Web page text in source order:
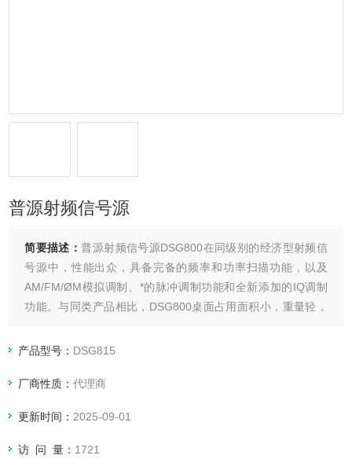
普源射频信号源
简要描述：普源射频信号源DSG800在同级别的经济型射频信
号源中，性能出众，具备完备的频率和功率扫描功能，以及
AM/FM/ØM模拟调制、*的脉冲调制功能和全新添加的IQ调制
功能。与同类产品相比，DSG800桌面占用面积小，重量轻，
等应用的选择。
产品型号： DSG815
厂商性质：代理商
更新时间： 2025-09-01
访 问 量： 1721